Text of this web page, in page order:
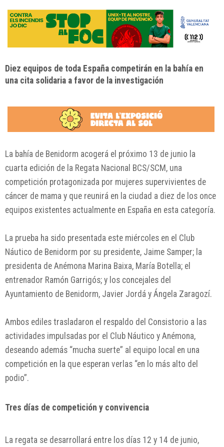
Diez equipos de toda España competirán en la bahía en
una cita solidaria a favor de la investigación
La bahía de Benidorm acogerá el próximo 13 de junio la
cuarta edición de la Regata Nacional BCS/SCM, una
competición protagonizada por mujeres supervivientes de
cáncer de mama y que reunirá en la ciudad a diez de los once
equipos existentes actualmente en España en esta categoría.
La prueba ha sido presentada este miércoles en el Club
Náutico de Benidorm por su presidente, Jaime Samper; la
presidenta de Anémona Marina Baixa, María Botella; el
entrenador Ramón Garrigós; y los concejales del
Ayuntamiento de Benidorm, Javier Jordá y Ángela Zaragozí.
Ambos ediles trasladaron el respaldo del Consistorio a las
actividades impulsadas por el Club Náutico y Anémona,
deseando además “mucha suerte” al equipo local en una
competición en la que esperan verlas “en lo más alto del
podio”.
Tres días de competición y convivencia
La regata se desarrollará entre los días 12 y 14 de junio,